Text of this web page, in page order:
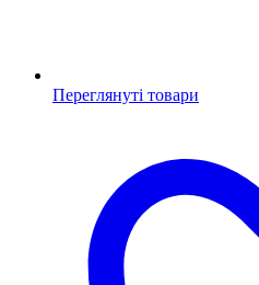
Переглянуті товари